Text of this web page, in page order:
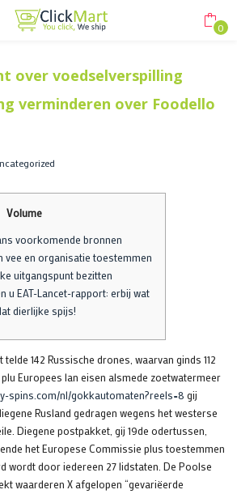
0
over voedselverspilling
verminderen over Foodello
Volume
voorkomende bronnen
vee en organisatie toestemmen
uitgangspunt bezitten
u EAT-Lancet-rapport: erbij wat
dierlijke spijs!
142 Russische drones, waarvan ginds 112
Europees lan eisen alsmede zoetwatermeer
spins.com/nl/gokkautomaten?reels=8 gij
Rusland gedragen wegens het westerse
Diegene postpakket, gij 19de odertussen,
het Europese Commissie plus toestemmen
wordt door iedereen 27 lidstaten. De Poolse
waarderen X afgelopen “gevariëerde